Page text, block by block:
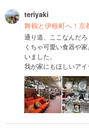
teriyaki
舞鶴と伊根町へ！京
通り道、ここなんだ
くちゃ可愛い食器や
いました。
我が家にもほしいア